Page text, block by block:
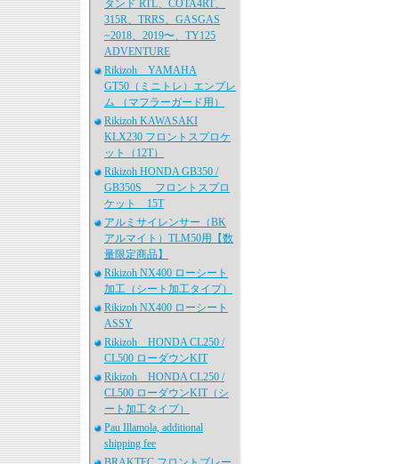
タンド RTL、COTA4RT、
315R、TRRS、GASGAS
~2018、2019〜、TY125
ADVENTURE
Rikizoh YAMAHA
GT50（ミニトレ）エンブレ
ム （マフラーガード用）
Rikizoh KAWASAKI
KLX230 フロントスプロケ
ット（12T）
Rikizoh HONDA GB350 /
GB350S フロントスプロ
ケット 15T
アルミサイレンサー（BK
アルマイト）TLM50用【数
量限定商品】
Rikizoh NX400 ローシート
加工（シート加工タイプ）
Rikizoh NX400 ローシート
ASSY
Rikizoh HONDA CL250 /
CL500 ローダウンKIT
Rikizoh HONDA CL250 /
CL500 ローダウンKIT（シ
ート加工タイプ）
Pau Illamola, additional
shipping fee